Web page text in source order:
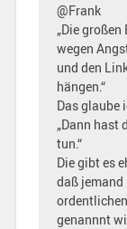
@Frank
„Die
wegen
und den
hängen.“
Das glaube
„Dann hast
tun.“
Die gibt es
daß
genannnt